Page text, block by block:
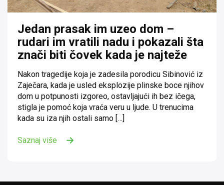
Jedan prasak im uzeo dom –
rudari im vratili nadu i pokazali šta
znači biti čovek kada je najteže
Nakon tragedije koja je zadesila porodicu Sibinović iz
Zaječara, kada je usled eksplozije plinske boce njihov
dom u potpunosti izgoreo, ostavljajući ih bez ičega,
stigla je pomoć koja vraća veru u ljude. U trenucima
kada su iza njih ostali samo […]
Saznaj više